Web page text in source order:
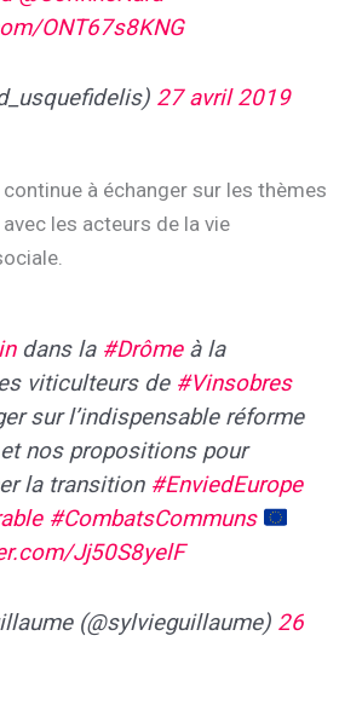
ONT67s8KNG
27 avril 2019
à échanger sur les thèmes
les acteurs de la vie
dans la #Drômeà la
viticulteurs de #Vinsobres
sur l’indispensable réforme
nos propositions pour
la transition #EnviedEurope
#CombatsCommuns
Jj50S8yelF
(@sylvieguillaume) 26